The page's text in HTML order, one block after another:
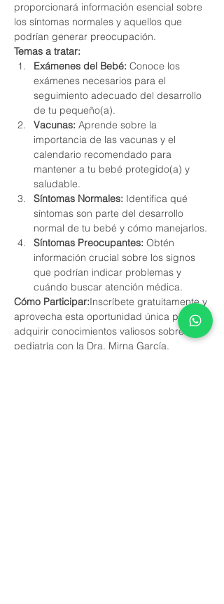
proporcionará información esencial sobre
los síntomas normales y aquellos que
podrían generar preocupación.
Temas a tratar:
Exámenes del Bebé: Conoce los
exámenes necesarios para el
seguimiento adecuado del desarrollo
de tu pequeño(a).
Vacunas: Aprende sobre la
importancia de las vacunas y el
calendario recomendado para
mantener a tu bebé protegido(a) y
saludable.
Síntomas Normales: Identifica qué
síntomas son parte del desarrollo
normal de tu bebé y cómo manejarlos.
Síntomas Preocupantes: Obtén
información crucial sobre los signos
que podrían indicar problemas y
cuándo buscar atención médica.
Cómo Participar:Inscríbete gratuitamente y
aprovecha esta oportunidad única para
adquirir conocimientos valiosos sobre
pediatría con la Dra. Mirna García.